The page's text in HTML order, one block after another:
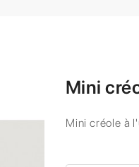
Mini
Mini créole à